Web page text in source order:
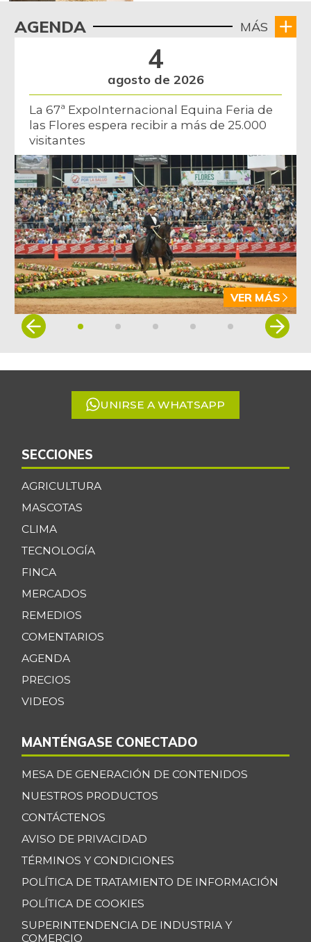
AGENDA MÁS
4
agosto de 2026
La 67ª ExpoInternacional Equina Feria de
las Flores espera recibir a más de 25.000
visitantes
VER MÁS
Item
5
UNIRSE A WHATSAPP
SECCIONES
AGRICULTURA
MASCOTAS
CLIMA
TECNOLOGÍA
FINCA
MERCADOS
REMEDIOS
COMENTARIOS
AGENDA
PRECIOS
VIDEOS
MANTÉNGASE CONECTADO
MESA DE GENERACIÓN DE CONTENIDOS
NUESTROS PRODUCTOS
CONTÁCTENOS
AVISO DE PRIVACIDAD
TÉRMINOS Y CONDICIONES
POLÍTICA DE TRATAMIENTO DE INFORMACIÓN
POLÍTICA DE COOKIES
SUPERINTENDENCIA DE INDUSTRIA Y
COMERCIO